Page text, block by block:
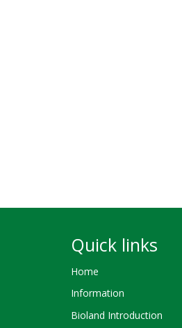
Quick links
Home
Information
Bioland Introduction